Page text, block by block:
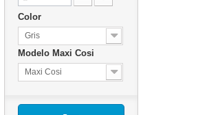
Color
Gris
Modelo Maxi Cosi
Maxi Cosi